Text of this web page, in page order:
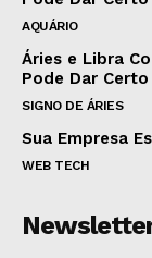
AQUÁRIO
Áries e Libra
Pode Dar Certo
SIGNO DE ÁRIES
Sua Empresa
WEB TECH